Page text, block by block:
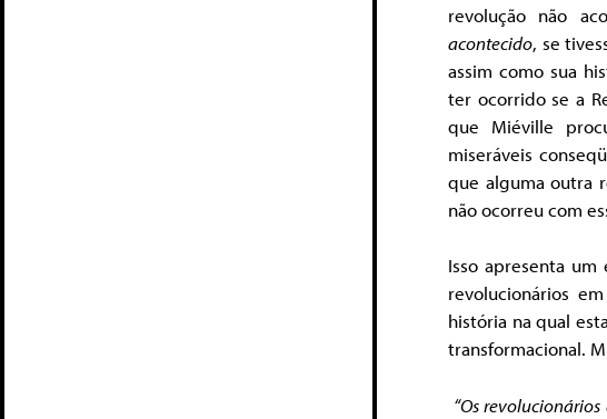
revolução não
acontecido, se
assim como sua
ter ocorrido se a
que Miéville
miseráveis
que alguma outra
não ocorreu com
Isso apresenta
revolucionários
história na qual
transformacional.
“Os